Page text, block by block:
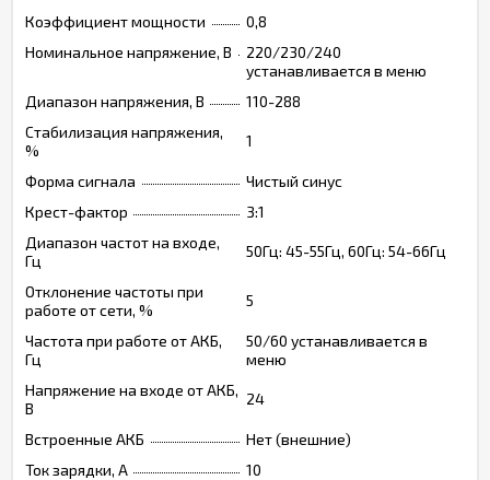
Коэффициент мощности
0,8
Номинальное напряжение, В
220/230/240
устанавливается в меню
Диапазон напряжения, В
110-288
Стабилизация напряжения,
%
1
Форма сигнала
Чистый синус
Крест-фактор
3:1
Диапазон частот на входе,
Гц
50Гц: 45-55Гц, 60Гц: 54-66Гц
Отклонение частоты при
работе от сети, %
5
Частота при работе от АКБ,
Гц
50/60 устанавливается в
меню
Напряжение на входе от АКБ,
В
24
Встроенные АКБ
Нет (внешние)
Ток зарядки, А
10